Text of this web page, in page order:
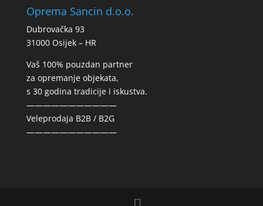
Oprema Sancin d.o.o.
Dubrovačka 93
31000 Osijek – HR
Vaš 100% pouzdan partner
za opremanje objekata,
s 30 godina tradicije i iskustva.
———————————
Veleprodaja B2B / B2G
———————————